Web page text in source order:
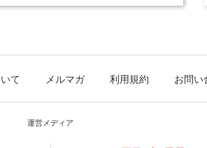
て メルマガ 利用規約 お問い
運営メディア